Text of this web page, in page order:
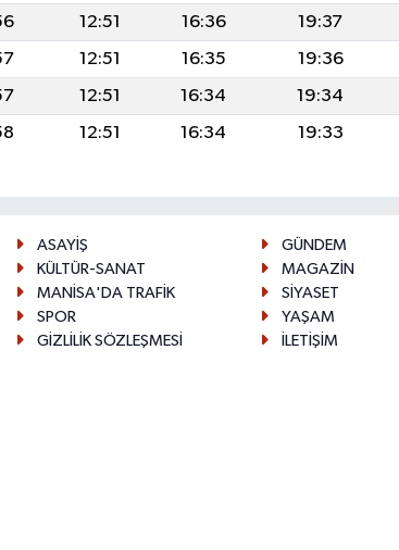
12:51 16:36 19:37
12:51 16:35 19:36
12:51 16:34 19:34
12:51 16:34 19:33
ASAYİŞ
GÜNDEM
KÜLTÜR-SANAT
MAGAZİN
MANİSA'DA TRAFİK
SİYASET
SPOR
YAŞAM
GİZLİLİK SÖZLEŞMESİ
İLETİŞİM